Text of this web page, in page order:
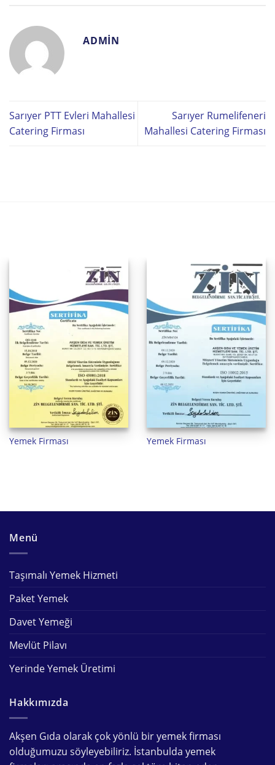
ADMIN
Sarıyer PTT Evleri Mahallesi
Catering Firması
Sarıyer Rumelifeneri
Mahallesi Catering Firması
Yemek Firması Yemek Firması
Menü
Taşımalı Yemek Hizmeti
Paket Yemek
Davet Yemeği
Mevlüt Pilavı
Yerinde Yemek Üretimi
Hakkımızda
Akşen Gıda olarak çok yönlü biryemek firması
olduğumuzu söyleyebiliriz. İstanbulda yemek